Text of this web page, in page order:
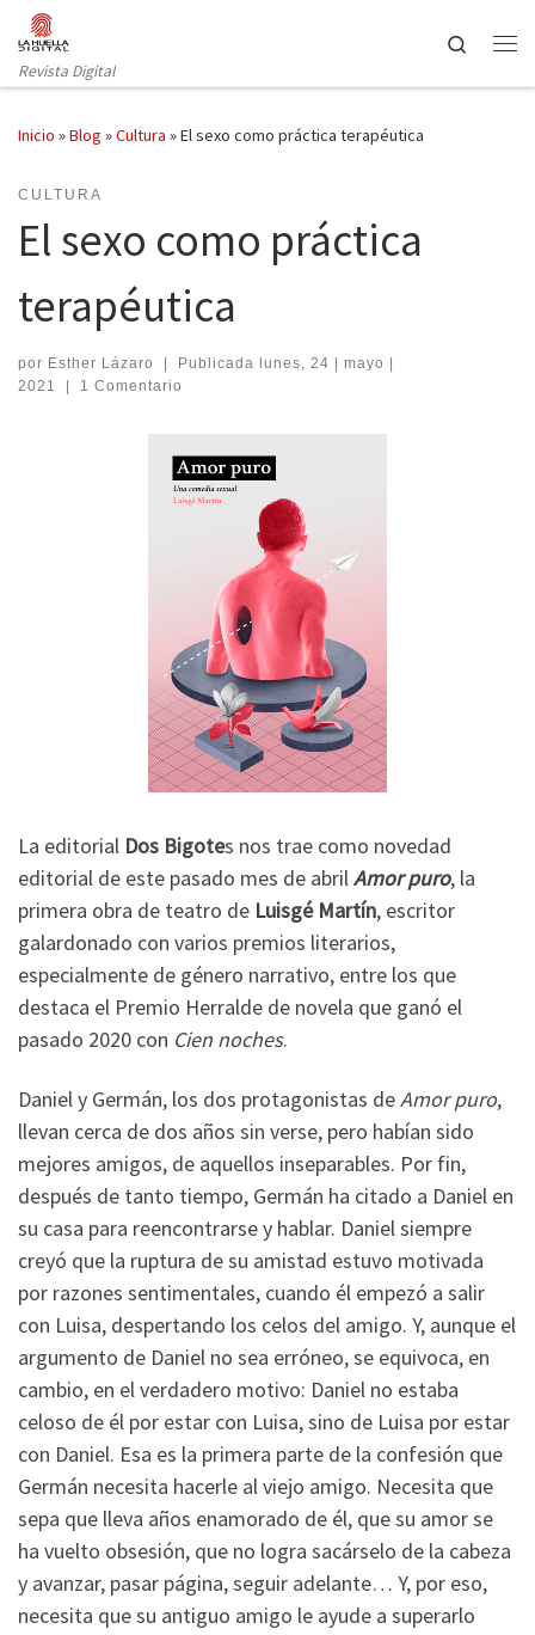
Saltar al contenido
Revista Digital
Search
Inicio »Blog »Cultura »El sexo como práctica terapéutica
CULTURA
El sexo como práctica
terapéutica
por Esther Lázaro | Publicada lunes, 24 | mayo |
2021
| 1 Comentario
La editorial Dos Bigotes nos trae como novedad
editorial de este pasado mes de abrilAmor puro, la
primera obra de teatro de Luisgé Martín, escritor
galardonado con varios premios literarios,
especialmente de género narrativo, entre los que
destaca el Premio Herralde de novela que ganó el
pasado 2020 con Cien noches.
Daniel y Germán, los dos protagonistas deAmor puro,
llevan cerca de dos años sin verse, pero habían sido
mejores amigos, de aquellos inseparables. Por fin,
después de tanto tiempo, Germán ha citado a Daniel en
su casa para reencontrarse y hablar. Daniel siempre
creyó que la ruptura de su amistad estuvo motivada
por razones sentimentales, cuando él empezó a salir
con Luisa, despertando los celos del amigo. Y, aunque el
argumento de Daniel no sea erróneo, se equivoca, en
cambio, en el verdadero motivo: Daniel no estaba
celoso de él por estar con Luisa, sino de Luisa por estar
con Daniel. Esa es la primera parte de la confesión que
Germán necesita hacerle al viejo amigo. Necesita que
sepa que lleva años enamorado de él, que su amor se
ha vuelto obsesión, que no logra sacárselo de la cabeza
y avanzar, pasar página, seguir adelante… Y, por eso,
necesita que su antiguo amigo le ayude a superarlo